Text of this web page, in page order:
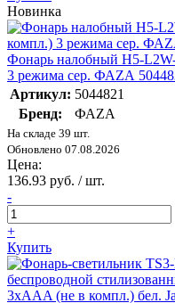
Новинка
Фонарь налобный H5-
3 режима сер. ФАZА
Артикул: 5044821
Бренд:
ФАZА
На складе 39 шт.
Обновлено 07.08.2026
Цена:
136.93 руб. / шт.
-
+
Купить